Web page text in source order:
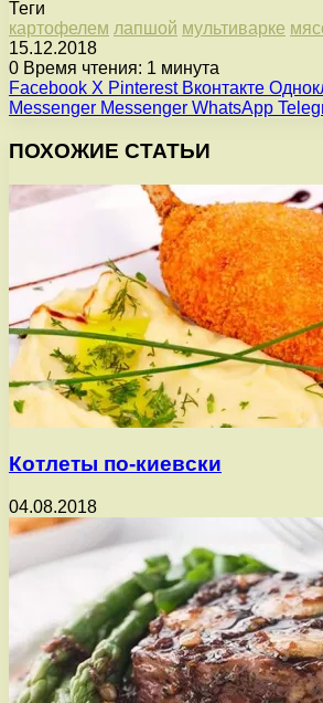
Теги
картофелем лапшой мультиварке
15.12.2018
0 Время чтения: 1 минута
Facebook X Pinterest Вконтакте
Messenger Messenger WhatsApp
ПОХОЖИЕ СТАТЬИ
Котлеты по-киевски
04.08.2018